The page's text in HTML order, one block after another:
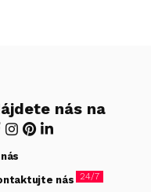
nás na
nás 24/7